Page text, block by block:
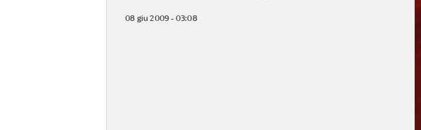
08 giu 2009 - 03:08